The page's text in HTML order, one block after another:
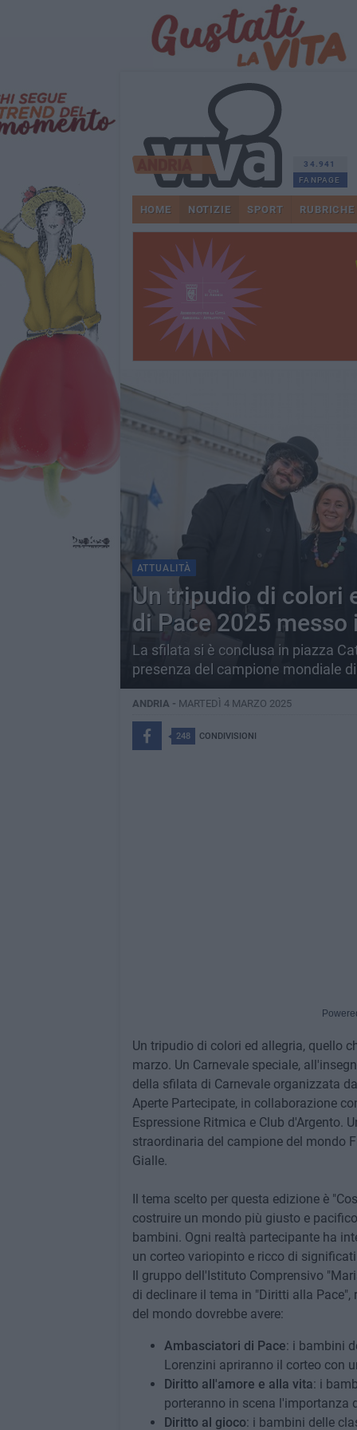
34.941
FANPAGE
HOME NOTIZIE SPORT RUBRICHE
ATTUALITÀ
Un tripudio di colori
di Pace 2025 messo
La sfilata si è conclusa in piazza
presenza del campione mondiale
ANDRIA - MARTEDÌ 4 MARZO 2025
248 CONDIVISIONI
Un tripudio di colori ed allegria, quello
marzo. Un Carnevale speciale,
della sfilata di Carnevale organizzata
Aperte Partecipate, in collaborazione
Espressione Ritmica e Club d'Argento.
straordinaria del campione del mondo
Gialle.
Il tema scelto per questa edizione è
costruire un mondo più giusto e
bambini. Ogni realtà partecipante ha
un corteo variopinto e ricco di
Il gruppo dell'Istituto Comprensivo
di declinare il tema in "Diritti alla
del mondo dovrebbe avere:
Ambasciatori di Pace: i bambini
Lorenzini apriranno il corteo con
Diritto all'amore e alla vita: i
porteranno in scena l'importanza
Diritto al gioco: i bambini delle